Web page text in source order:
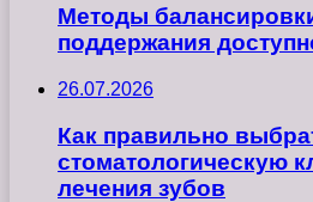
Методы
поддержания
26.07.2026
Как правильно
стоматологическую
лечения зубов